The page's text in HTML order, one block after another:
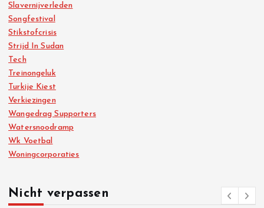
Slavernijverleden
Songfestival
Stikstofcrisis
Strijd In Sudan
Tech
Treinongeluk
Turkije Kiest
Verkiezingen
Wangedrag Supporters
Watersnoodramp
Wk Voetbal
Woningcorporaties
Nicht verpassen